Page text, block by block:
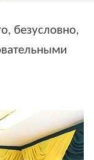
безусловно,